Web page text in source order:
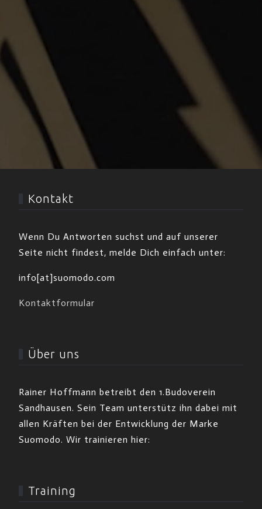
Kontakt
Wenn Du Antworten suchst und auf unserer
Seite nicht findest, melde Dich einfach unter:
info[at]suomodo.com
Kontaktformular
Über uns
Rainer Hoffmann betreibt den 1.Budoverein
Sandhausen. Sein Team unterstütz ihn dabei mit
allen Kräften bei der Entwicklung der Marke
Suomodo. Wir trainieren hier:
Training